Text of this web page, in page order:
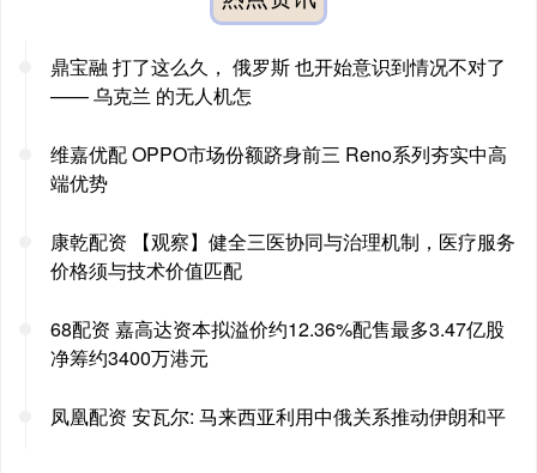
鼎宝融 打了这么久， 俄罗斯 也开始意识到情况不对了
—— 乌克兰 的无人机怎
维嘉优配 OPPO市场份额跻身前三 Reno系列夯实中高
端优势
康乾配资 【观察】健全三医协同与治理机制，医疗服务
价格须与技术价值匹配
68配资 嘉高达资本拟溢价约12.36%配售最多3.47亿股
净筹约3400万港元
凤凰配资 安瓦尔: 马来西亚利用中俄关系推动伊朗和平